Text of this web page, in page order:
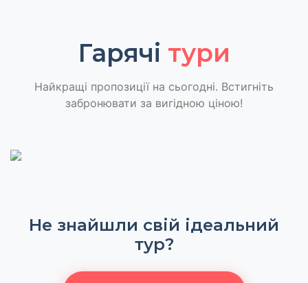
Гарячі тури
Найкращі пропозиції на сьогодні. Встигніть
забронювати за вигідною ціною!
Не знайшли свій ідеальний
тур?